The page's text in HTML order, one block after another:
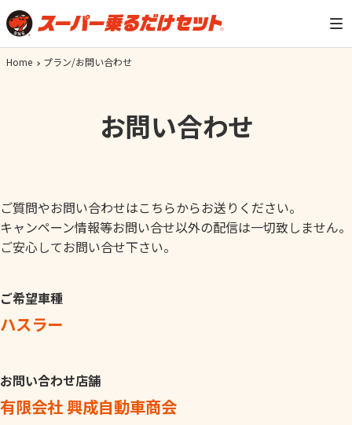
Home プラン/お問い合わせ
お問い合わせ
ご質問やお問い合わせはこちらからお送りください。
キャンペーン情報等お問い合せ以外の配信は一切致しません。
ご安心してお問い合せ下さい。
ご希望車種
ハスラー
お問い合わせ店舗
有限会社 興成自動車商会